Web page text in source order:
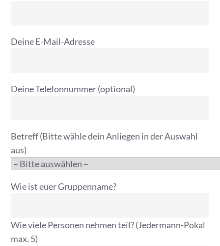
Deine E-Mail-Adresse
Deine Telefonnummer (optional)
Betreff (Bitte wähle dein Anliegen in der Auswahl
aus)
Wie ist euer Gruppenname?
Wie viele Personen nehmen teil? (Jedermann-Pokal
max. 5)